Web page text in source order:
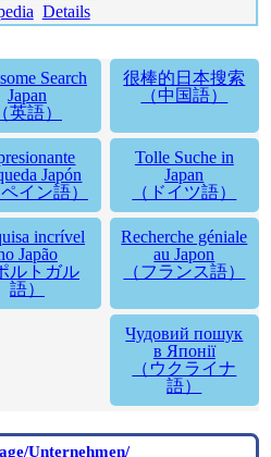
Details
Search
Japan
（英語）
很棒的日本搜索
（中国語）
Japón
ペイン語）
Tolle Suche in
Japan
（ドイツ語）
incrível
Japão
ルトガル
語）
Recherche géniale
au Japon
（フランス語）
Чудовий пошук
в Японії
（ウクライナ
語）
Unternehmen/